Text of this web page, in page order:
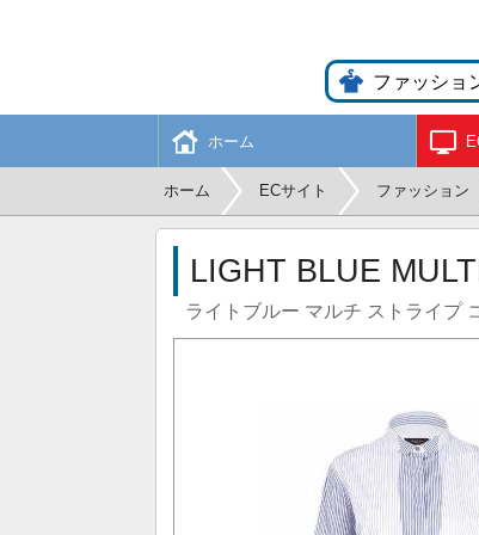
ホーム
ホーム ECサイト ファッション
LIGHT BLUE
ライトブルー マルチ ストライプ